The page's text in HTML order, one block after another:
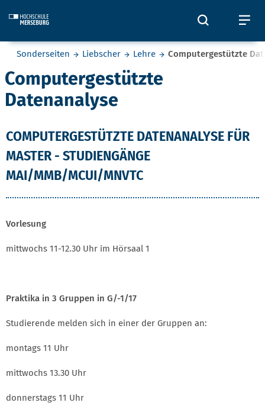
Öffnet
Sie befinden sich hier:
Sonderseiten Liebscher Lehre Computergestützte
Computergestützte
Datenanalyse
COMPUTERGESTÜTZTE DATENANALYSE FÜR
MASTER - STUDIENGÄNGE
MAI/MMB/MCUI/MNVTC
Vorlesung
mittwochs 11-12.30 Uhr im Hörsaal 1
Praktika in 3 Gruppen in G/-1/17
Studierende melden sich in einer der Gruppen an:
montags 11 Uhr
mittwochs 13.30 Uhr
donnerstags 11 Uhr